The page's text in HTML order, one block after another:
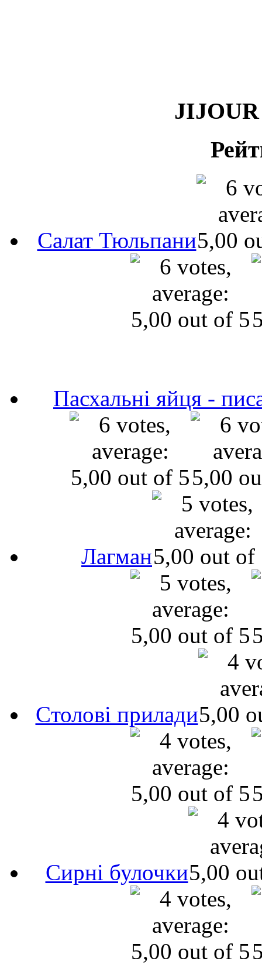
Салат Тюльпани
Пасхальні яйця -
Лагман
Cтолові прилади
Сирні булочки